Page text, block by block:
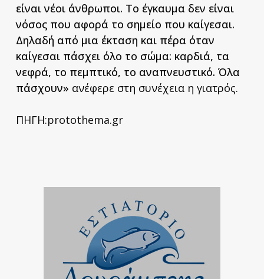
είναι νέοι άνθρωποι. Το έγκαυμα δεν είναι
νόσος που αφορά το σημείο που καίγεσαι.
Δηλαδή από μια έκταση και πέρα όταν
καίγεσαι πάσχει όλο το σώμα: καρδιά, τα
νεφρά, το πεμπτικό, το αναπνευστικό. Όλα
πάσχουν» ανέφερε στη συνέχεια η γιατρός.
ΠΗΓΗ:protothema.gr